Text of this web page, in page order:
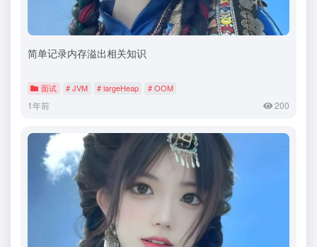
简单记录内存溢出相关知识
面试 # JVM # largeHeap # OOM
1年前 200